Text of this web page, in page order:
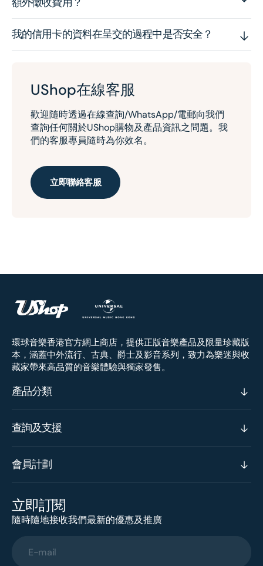
我的信用卡的資料在呈交的過程中是否安全？
UShop在線客服
歡迎隨時透過在線查詢/WhatsApp/電郵向我們
查詢任何關於UShop購物及產品資訊之問題。我
們的客服專員隨時為你效名。
立即聯絡客服
環球音樂香港官方網上商店，提供正版音樂產品及限量珍藏版
本，涵蓋中外流行、古典、爵士及影音系列，致力為樂迷與收
藏家帶來高品質的音樂體驗與獨家發售。
產品分類
查詢及支援
會員計劃
立即訂閱
隨時隨地接收我們最新的優惠及推廣
E-mail